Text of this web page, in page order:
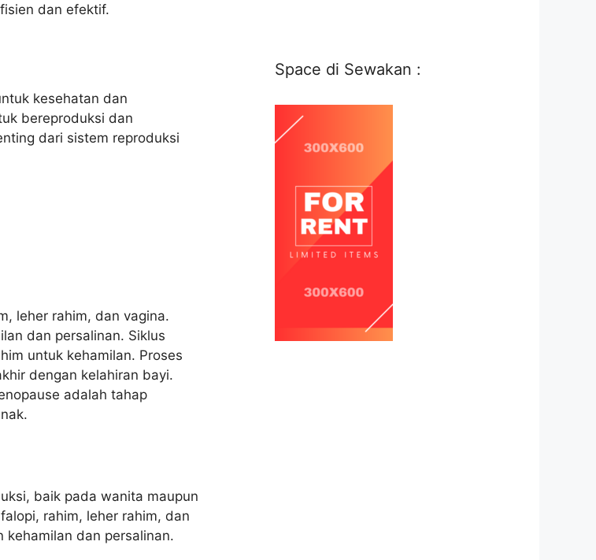
dan efektif.
kesehatan dan
bereproduksi dan
dari sistem reproduksi
leher rahim, dan vagina.
dan persalinan. Siklus
untuk kehamilan. Proses
dengan kelahiran bayi.
adalah tahap
baik pada wanita maupun
rahim, leher rahim, dan
kehamilan dan persalinan.
Space di Sewakan :